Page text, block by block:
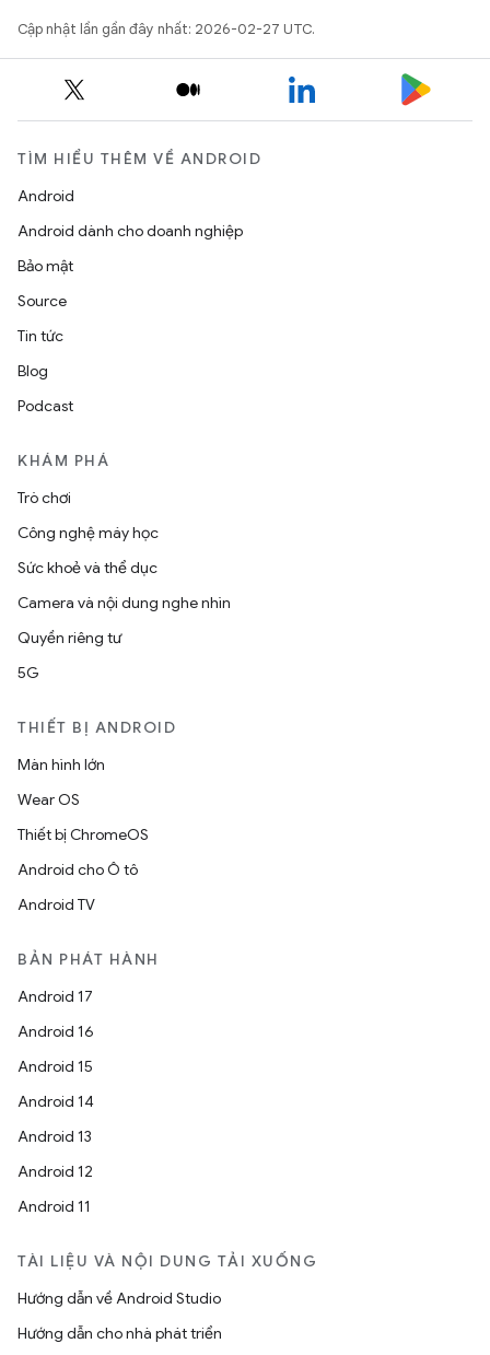
Cập nhật lần gần đây nhất: 2026-02-27 UTC.
TÌM HIỂU THÊM VỀ ANDROID
Android
Android dành cho doanh nghiệp
Bảo mật
Source
Tin tức
Blog
Podcast
KHÁM PHÁ
Trò chơi
Công nghệ máy học
Sức khoẻ và thể dục
Camera và nội dung nghe nhìn
Quyền riêng tư
5G
THIẾT BỊ ANDROID
Màn hình lớn
Wear OS
Thiết bị ChromeOS
Android cho Ô tô
Android TV
BẢN PHÁT HÀNH
Android 17
Android 16
Android 15
Android 14
Android 13
Android 12
Android 11
TÀI LIỆU VÀ NỘI DUNG TẢI XUỐNG
Hướng dẫn về Android Studio
Hướng dẫn cho nhà phát triển